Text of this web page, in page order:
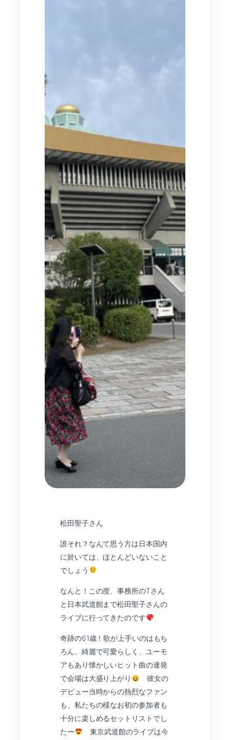
松田聖子さん
誰それ？なんて思う方は日本国内
に於いては、ほとんどいないこと
でしょう
なんと！この度、事務所のTさん
と日本武道館まで松田聖子さんの
ライブに行ってきたのです
奇跡の61歳！歌が上手いのはもち
ろん、綺麗で可愛らしく、ユーモ
アもあり懐かしいヒット曲の連発
で会場は大盛り上がり
彼女の
デビュー当時からの熱烈なファン
も、私たちの様なお初の参加者も
十分に楽しめるセットリストでし
たー
東京武道館のライブは今